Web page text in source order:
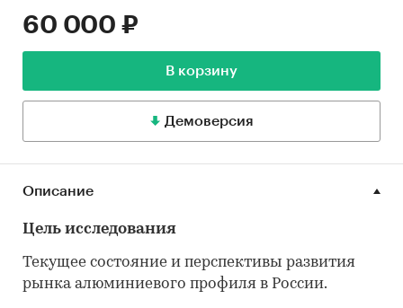
60 000 ₽
В корзину
Демоверсия
Описание
Цель исследования
Текущее состояние и перспективы развития
рынка алюминиевого профиля в России.